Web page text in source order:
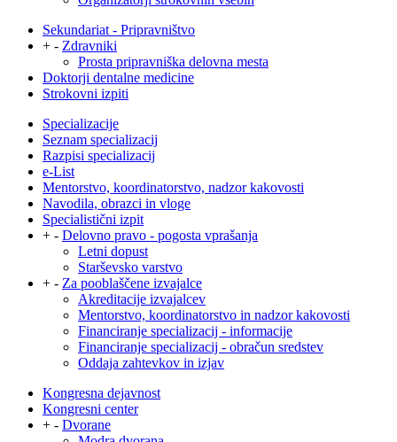
Sekundariat - Pripravništvo
+ - Zdravniki
Prosta pripravniška delovna mesta
Doktorji dentalne medicine
Strokovni izpiti
Specializacije
Seznam specializacij
Razpisi specializacij
e-List
Mentorstvo, koordinatorstvo, nadzor kakovosti
Navodila, obrazci in vloge
Specialistični izpit
+ - Delovno pravo - pogosta vprašanja
Letni dopust
Starševsko varstvo
+ - Za pooblaščene izvajalce
Akreditacije izvajalcev
Mentorstvo, koordinatorstvo in nadzor kakovosti
Financiranje specializacij - informacije
Financiranje specializacij - obračun sredstev
Oddaja zahtevkov in izjav
Kongresna dejavnost
Kongresni center
+ - Dvorane